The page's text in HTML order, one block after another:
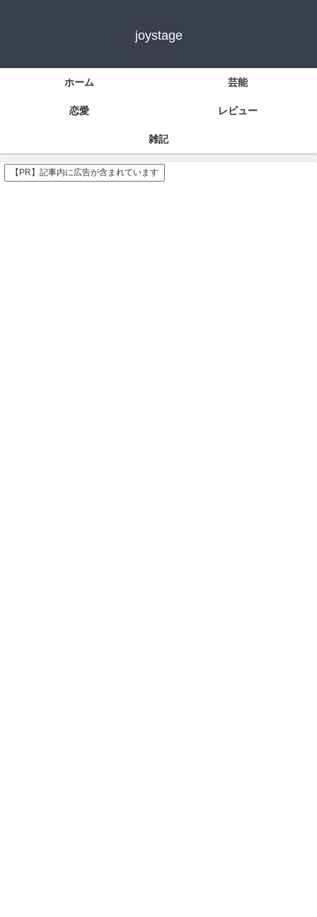
joystage
ホーム 芸能
恋愛 レビュー
雑記
【PR】記事内に広告が含まれています